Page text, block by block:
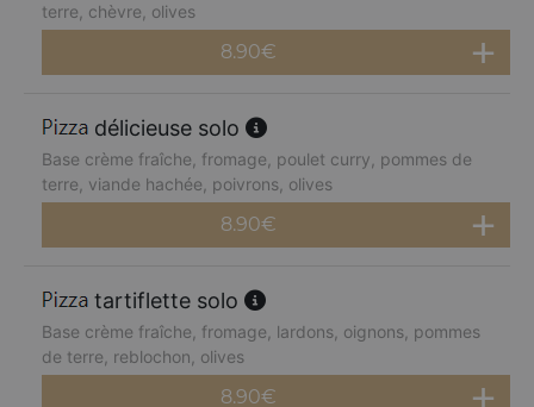
terre, chèvre, olives
8.90€
délicieuse solo
Base crème fraîche, fromage, poulet curry, pommes de
terre, viande hachée, poivrons, olives
8.90€
tartiflette solo
Base crème fraîche, fromage, lardons, oignons, pommes
de terre, reblochon, olives
8.90€